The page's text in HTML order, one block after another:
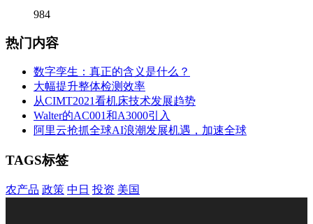
984
热门内容
数字孪生：真正的含义是什么？
大幅提升整体检测效率
从CIMT2021看机床技术发展趋势
Walter的AC001和A3000引入
阿里云抢抓全球AI浪潮发展机遇，加速全球
TAGS标签
农产品 政策 中日 投资 美国